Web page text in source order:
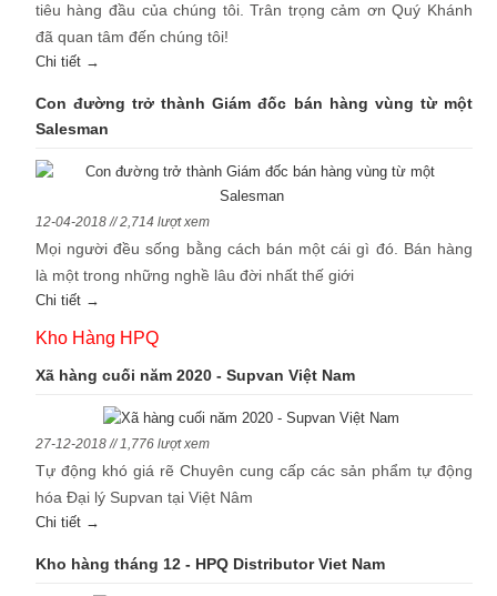
tiêu hàng đầu của chúng tôi. Trân trọng cảm ơn Quý Khánh
đã quan tâm đến chúng tôi!
Chi tiết →
Con đường trở thành Giám đốc bán hàng vùng từ một
Salesman
12-04-2018 // 2,714 lượt xem
Mọi người đều sống bằng cách bán một cái gì đó. Bán hàng
là một trong những nghề lâu đời nhất thế giới
Chi tiết →
Kho Hàng HPQ
Xã hàng cuối năm 2020 - Supvan Việt Nam
27-12-2018 // 1,776 lượt xem
Tự động khó giá rẽ Chuyên cung cấp các sản phẩm tự động
hóa Đại lý Supvan tại Việt Nâm
Chi tiết →
Kho hàng tháng 12 - HPQ Distributor Viet Nam